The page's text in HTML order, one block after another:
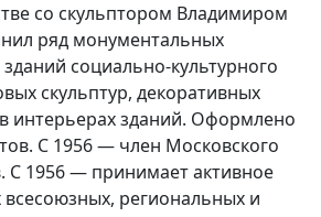
со скульптором Владимиром
ряд монументальных
социально-культурного
скульптур, декоративных
интерьерах зданий. Оформлено
С 1956 — член Московского
С 1956 — принимает активное
всесоюзных, региональных и